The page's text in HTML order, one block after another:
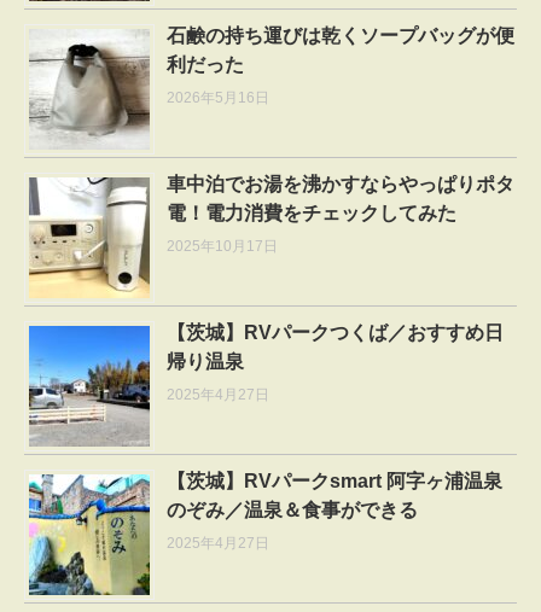
石鹸の持ち運びは乾くソープバッグが便
利だった
2026年5月16日
車中泊でお湯を沸かすならやっぱりポタ
電！電力消費をチェックしてみた
2025年10月17日
【茨城】RVパークつくば／おすすめ日
帰り温泉
2025年4月27日
【茨城】RVパークsmart 阿字ヶ浦温泉
のぞみ／温泉＆食事ができる
2025年4月27日